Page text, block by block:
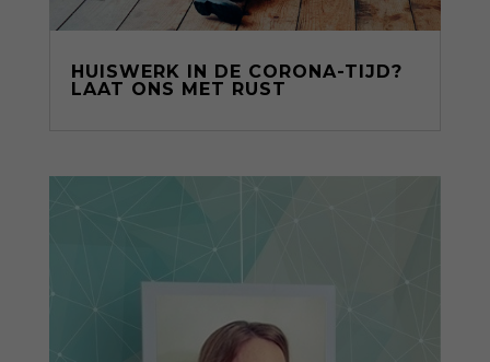
HUISWERK IN DE CORONA-TIJD?
LAAT ONS MET RUST